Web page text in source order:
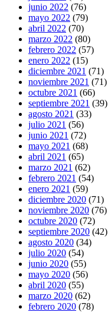
junio 2022 (76)
mayo 2022 (79)
abril 2022 (70)
marzo 2022 (80)
febrero 2022 (57)
enero 2022 (15)
diciembre 2021 (71)
noviembre 2021 (71)
octubre 2021 (66)
septiembre 2021 (39)
agosto 2021 (33)
julio 2021 (56)
junio 2021 (72)
mayo 2021 (68)
abril 2021 (65)
marzo 2021 (62)
febrero 2021 (54)
enero 2021 (59)
diciembre 2020 (71)
noviembre 2020 (76)
octubre 2020 (72)
septiembre 2020 (42)
agosto 2020 (34)
julio 2020 (54)
junio 2020 (55)
mayo 2020 (56)
abril 2020 (55)
marzo 2020 (62)
febrero 2020 (78)